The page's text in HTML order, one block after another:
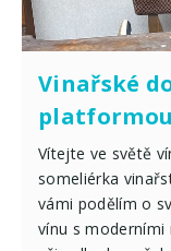
Vinařské
Vítejte ve světě
someliérka
vámi podělím o
vínu s